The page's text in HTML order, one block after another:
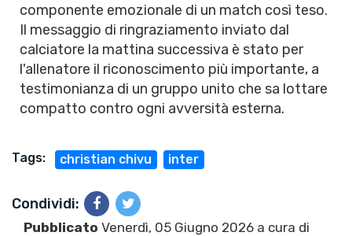
componente emozionale di un match così teso.
Il messaggio di ringraziamento inviato dal
calciatore la mattina successiva è stato per
l'allenatore il riconoscimento più importante, a
testimonianza di un gruppo unito che sa lottare
compatto contro ogni avversità esterna.
Tags: christian chivu inter
Condividi:
Pubblicato Venerdì, 05 Giugno 2026 a cura di